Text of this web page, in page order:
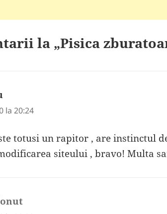
la „Pisica
la 20:24
totusi un rapitor , are instinctul
siteului , bravo! Multa